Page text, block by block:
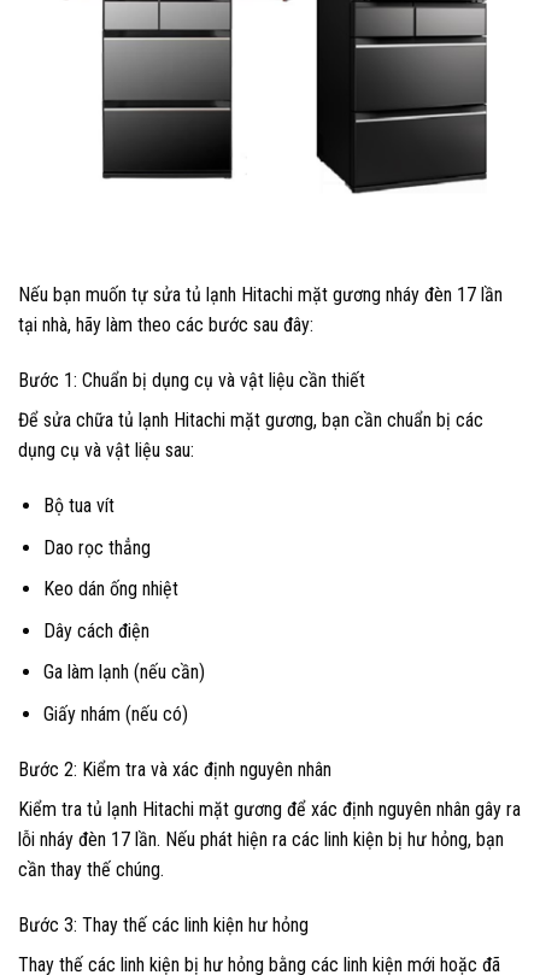
Nếu bạn muốn tự sửa tủ lạnh Hitachi mặt gương nháy đèn 17 lần
tại nhà, hãy làm theo các bước sau đây:
Bước 1: Chuẩn bị dụng cụ và vật liệu cần thiết
Để sửa chữa tủ lạnh Hitachi mặt gương, bạn cần chuẩn bị các
dụng cụ và vật liệu sau:
Bộ tua vít
Dao rọc thẳng
Keo dán ống nhiệt
Dây cách điện
Ga làm lạnh (nếu cần)
Giấy nhám (nếu có)
Bước 2: Kiểm tra và xác định nguyên nhân
Kiểm tra tủ lạnh Hitachi mặt gương để xác định nguyên nhân gây ra
lỗi nháy đèn 17 lần. Nếu phát hiện ra các linh kiện bị hư hỏng, bạn
cần thay thế chúng.
Bước 3: Thay thế các linh kiện hư hỏng
Thay thế các linh kiện bị hư hỏng bằng các linh kiện mới hoặc đã